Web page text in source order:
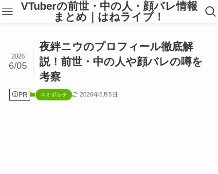
VTuberの前世・中の人・顔バレ情報
まとめ｜はねライブ！
夜絆ニウのプロフィール徹底解
説！前世・中の人や顔バレの噂を
考察
2026
6/05
PR ネオポルテ 2026年6月5日